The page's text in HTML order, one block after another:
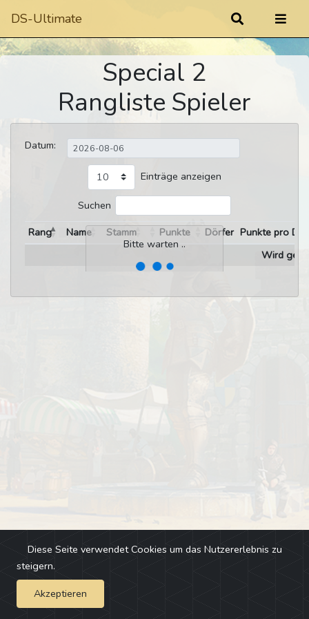
DS-Ultimate
Special 2
Rangliste Spieler
Datum:
Einträge anzeigen
Suchen
Bitte warten ..
Rang Name Stamm Punkte Dörfer Punkte pro
Wird
Impressum - Changelog
Diese Seite verwendet Cookies um das Nutzererlebnis zu
steigern.
Akzeptieren